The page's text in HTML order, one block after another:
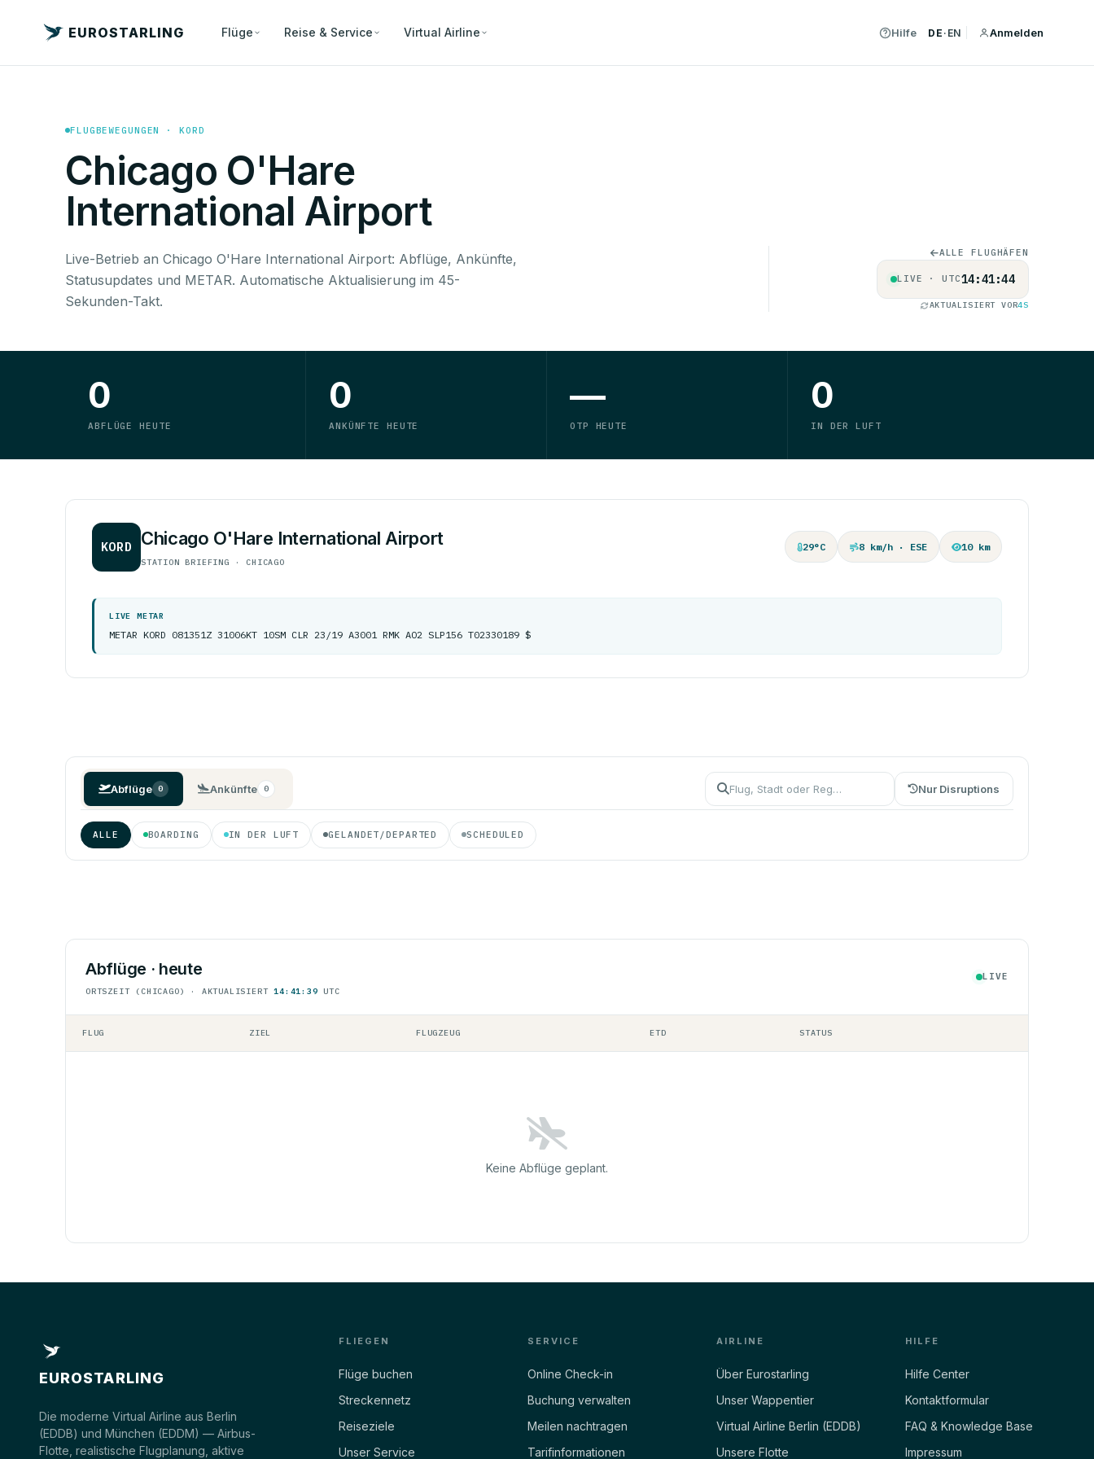
EUROSTARLING Flüge Reise & Service Virtual Airline Hilfe DE · EN Anmelden
FLUGBEWEGUNGEN · KORD
Chicago O'Hare
International Airport
Live-Betrieb an Chicago O'Hare International Airport: Abflüge, Ankünfte,
Statusupdates und METAR. Automatische Aktualisierung im 45-
Sekunden-Takt.
ALLE FLUGHÄFEN
LIVE · UTC14:41:44
AKTUALISIERT VOR4S
0
ABFLÜGE HEUTE
0
ANKÜNFTE HEUTE
—
OTP HEUTE
0
IN DER LUFT
KORD Chicago O'Hare International Airport
STATION BRIEFING · CHICAGO
29°C 8 km/h · ESE 10 km
LIVE METAR
METAR KORD 081351Z 31006KT 10SM CLR 23/19 A3001 RMK AO2 SLP156 T02330189 $
Abflüge 0 Ankünfte 0 Nur Disruptions
ALLE BOARDING IN DER LUFT GELANDET/DEPARTED SCHEDULED
Abflüge · heute
ORTSZEIT (CHICAGO) · AKTUALISIERT14:41:39 UTC
LIVE
FLUG ZIEL FLUGZEUG ETD STATUS
Keine Abflüge geplant.
EUROSTARLING
Die moderne Virtual Airline aus Berlin
(EDDB) und München (EDDM) — Airbus-
Flotte, realistische Flugplanung, aktive
FLIEGEN
Flüge buchen
Streckennetz
Reiseziele
Unser Service
SERVICE
Online Check-in
Buchung verwalten
Meilen nachtragen
Tarifinformationen
AIRLINE
Über Eurostarling
Unser Wappentier
Virtual Airline Berlin (EDDB)
Unsere Flotte
HILFE
Hilfe Center
Kontaktformular
FAQ & Knowledge Base
Impressum